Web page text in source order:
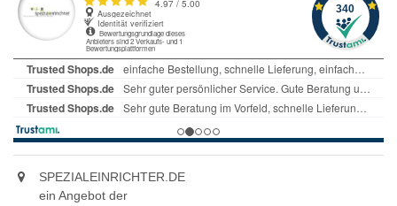
SPEZIALEINRICHTER.DE
ein Angebot der